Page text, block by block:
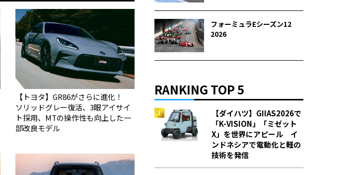
【トヨタ】GR86がさらに進化！
ソリッドグレー復活、3眼アイサイ
ト採用、MTの操作性も向上した一
部改良モデル
フォーミュラEシーズン12
2026
RANKING TOP 5
【ダイハツ】GIIAS2026で
「K-VISION」「ミゼット
X」を世界にアピール イ
ンドネシアで電動化と軽の
技術を発信